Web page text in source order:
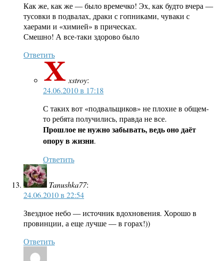
Как же, как же — было времечко! Эх, как будто вчера —
тусовки в подвалах, драки с гопниками, чуваки с
хаерами и «химией» в прическах.
Смешно! А все-таки здорово было
Ответить
xstroy:
24.06.2010 в 17:18
С таких вот «подвальщиков» не плохие в общем-
то ребята получились, правда не все.
Прошлое не нужно забывать, ведь оно даёт
опору в жизни.
Ответить
Tanushka77:
24.06.2010 в 22:54
Звездное небо — источник вдохновения. Хорошо в
провинции, а еще лучше — в горах!))
Ответить